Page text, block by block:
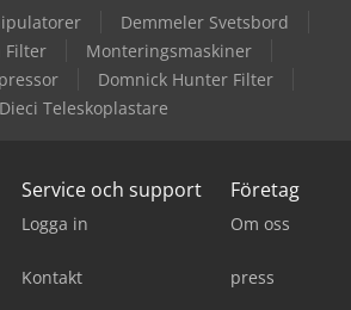
Demmeler Svetsbord
Filter
Monteringsmaskiner
Domnick Hunter Filter
Dieci Teleskoplastare
Service och support
Logga in
Kontakt
Företag
Om oss
press